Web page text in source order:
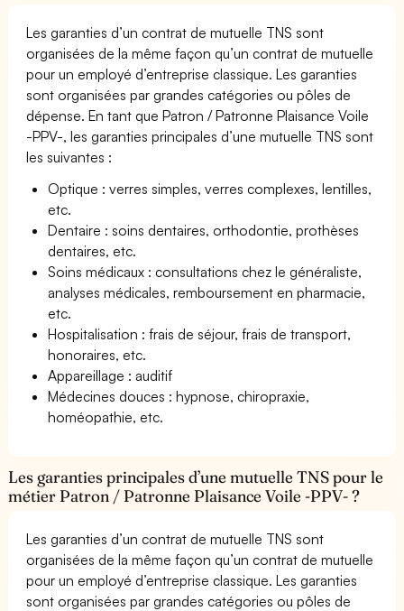
Les garanties d’un contrat de mutuelle TNS sont
organisées de la même façon qu’un contrat de mutuelle
pour un employé d’entreprise classique. Les garanties
sont organisées par grandes catégories ou pôles de
dépense. En tant que Patron / Patronne Plaisance Voile
-PPV-, les garanties principales d’une mutuelle TNS sont
les suivantes :
Optique : verres simples, verres complexes, lentilles,
etc.
Dentaire : soins dentaires, orthodontie, prothèses
dentaires, etc.
Soins médicaux : consultations chez le généraliste,
analyses médicales, remboursement en pharmacie,
etc.
Hospitalisation : frais de séjour, frais de transport,
honoraires, etc.
Appareillage : auditif
Médecines douces : hypnose, chiropraxie,
homéopathie, etc.
Les garanties principales d’une mutuelle TNS pour le
métier Patron / Patronne Plaisance Voile -PPV- ?
Les garanties d’un contrat de mutuelle TNS sont
organisées de la même façon qu’un contrat de mutuelle
pour un employé d’entreprise classique. Les garanties
sont organisées par grandes catégories ou pôles de